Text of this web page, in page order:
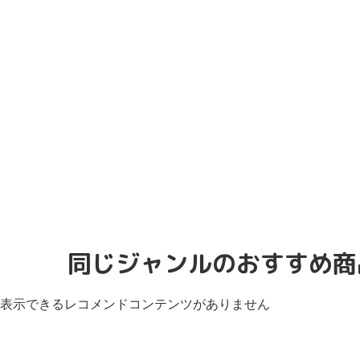
同じジャンルのおすすめ
表示できるレコメンドコンテンツがありません